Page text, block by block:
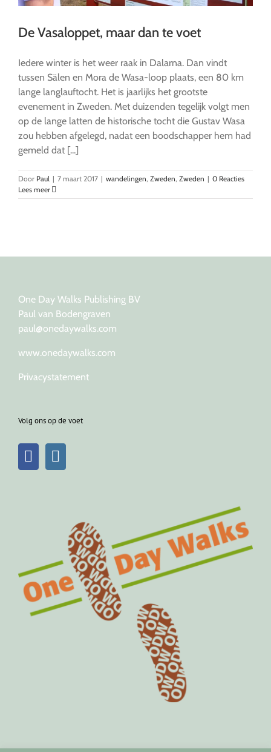
De Vasaloppet, maar dan te voet
Iedere winter is het weer raak in Dalarna. Dan vindt
tussen Sälen en Mora de Wasa-loop plaats, een 80 km
lange langlauftocht. Het is jaarlijks het grootste
evenement in Zweden. Met duizenden tegelijk volgt men
op de lange latten de historische tocht die Gustav Wasa
zou hebben afgelegd, nadat een boodschapper hem had
gemeld dat [...]
Door Paul | 7 maart 2017 | wandelingen, Zweden, Zweden | 0 Reacties
Lees meer
One Day Walks Publishing BV
Paul van Bodengraven
paul@onedaywalks.com
www.onedaywalks.com
Privacystatement
Volg ons op de voet